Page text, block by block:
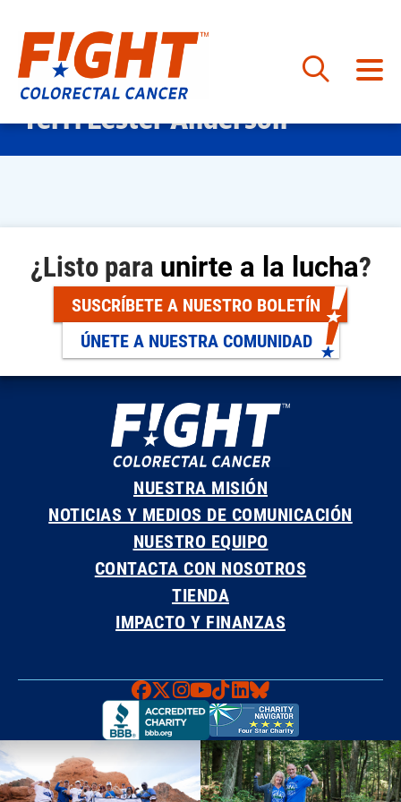
Saltar
al Terri Lester Anderson
¿Listo para unirte a la lucha?
SUSCRÍBETE A NUESTRO BOLETÍN
ÚNETE A NUESTRA COMUNIDAD
NUESTRA MISIÓN
NOTICIAS Y MEDIOS DE COMUNICACIÓN
NUESTRO EQUIPO
CONTACTA CON NOSOTROS
TIENDA
IMPACTO Y FINANZAS
Faceboook
X Instagram
YouTube
TikTok
LinkedIn
Bluesky